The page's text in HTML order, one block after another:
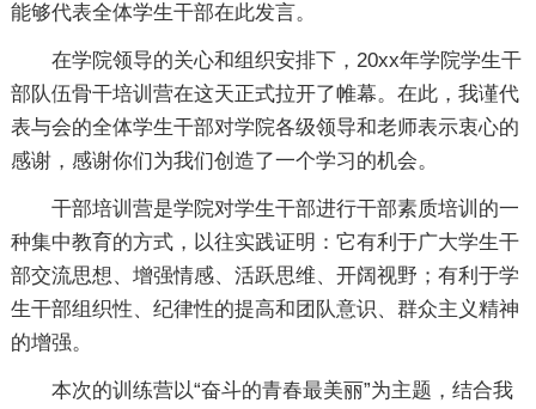
能够代表全体学生干部在此发言。
在学院领导的关心和组织安排下，20xx年学院学生干
部队伍骨干培训营在这天正式拉开了帷幕。在此，我谨代
表与会的全体学生干部对学院各级领导和老师表示衷心的
感谢，感谢你们为我们创造了一个学习的机会。
干部培训营是学院对学生干部进行干部素质培训的一
种集中教育的方式，以往实践证明：它有利于广大学生干
部交流思想、增强情感、活跃思维、开阔视野；有利于学
生干部组织性、纪律性的提高和团队意识、群众主义精神
的增强。
本次的训练营以“奋斗的青春最美丽”为主题，结合我